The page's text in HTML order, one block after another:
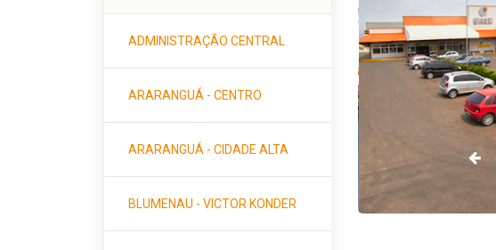
ADMINISTRAÇÃO CENTRAL
ARARANGUÁ - CENTRO
ARARANGUÁ - CIDADE ALTA
BLUMENAU - VICTOR KONDER